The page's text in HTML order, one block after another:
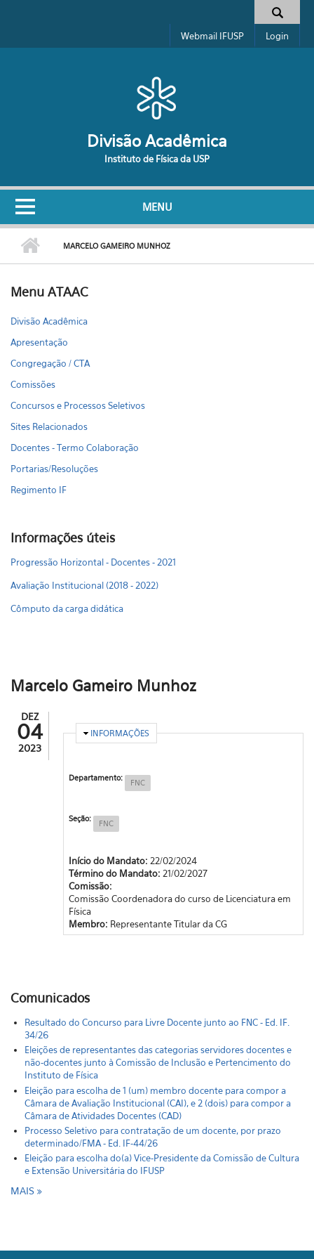
Formulário de busca
Webmail IFUSP Login
Divisão Acadêmica
Instituto de Física da USP
MENU
MARCELO GAMEIRO MUNHOZ
Menu ATAAC
Divisão Acadêmica
Apresentação
Congregação / CTA
Comissões
Concursos e Processos Seletivos
Sites Relacionados
Docentes - Termo Colaboração
Portarias/Resoluções
Regimento IF
Informações úteis
Progressão Horizontal - Docentes - 2021
Avaliação Institucional (2018 - 2022)
Cômputo da carga didática
Marcelo Gameiro Munhoz
DEZ
04
2023
OCULTAR
INFORMAÇÕES
Departamento: FNC
Seção: FNC
Início do Mandato: 22/02/2024
Término do Mandato: 21/02/2027
Comissão:
Comissão Coordenadora do curso de Licenciatura em
Física
Membro: Representante Titular da CG
Comunicados
Resultado do Concurso para Livre Docente junto ao FNC - Ed. IF.
34/26
Eleições de representantes das categorias servidores docentes e
não-docentes junto à Comissão de Inclusão e Pertencimento do
Instituto de Física
Eleição para escolha de 1 (um) membro docente para compor a
Câmara de Avaliação Institucional (CAI), e 2 (dois) para compor a
Câmara de Atividades Docentes (CAD)
Processo Seletivo para contratação de um docente, por prazo
determinado/FMA - Ed. IF-44/26
Eleição para escolha do(a) Vice-Presidente da Comissão de Cultura
e Extensão Universitária do IFUSP
MAIS